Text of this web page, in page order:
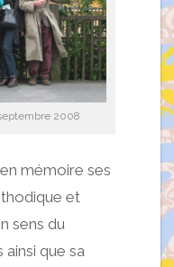
2008
mémoire ses
et
sens du
que sa